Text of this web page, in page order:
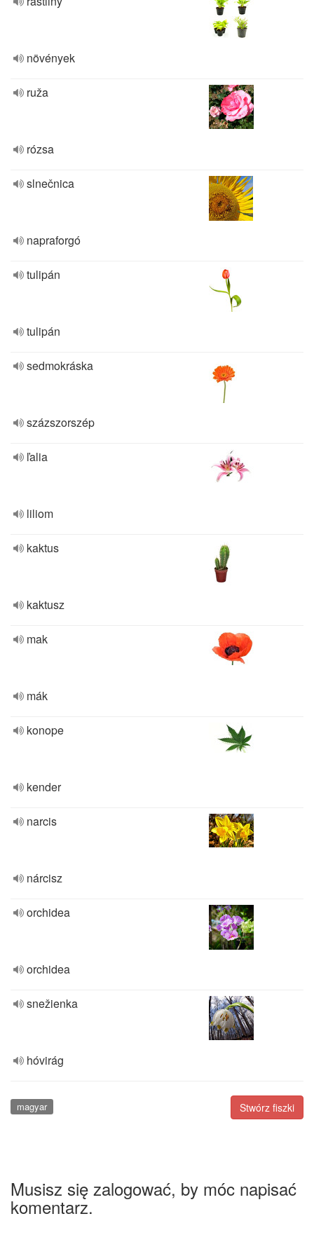
növények
ruža
rózsa
slnečnica
napraforgó
tulipán
tulipán
sedmokráska
százszorszép
ľalia
liliom
kaktus
kaktusz
mak
mák
konope
kender
narcis
nárcisz
orchidea
orchidea
snežienka
hóvirág
Stwórz fiszki
magyar
Musisz się zalogować, by móc napisać
komentarz.